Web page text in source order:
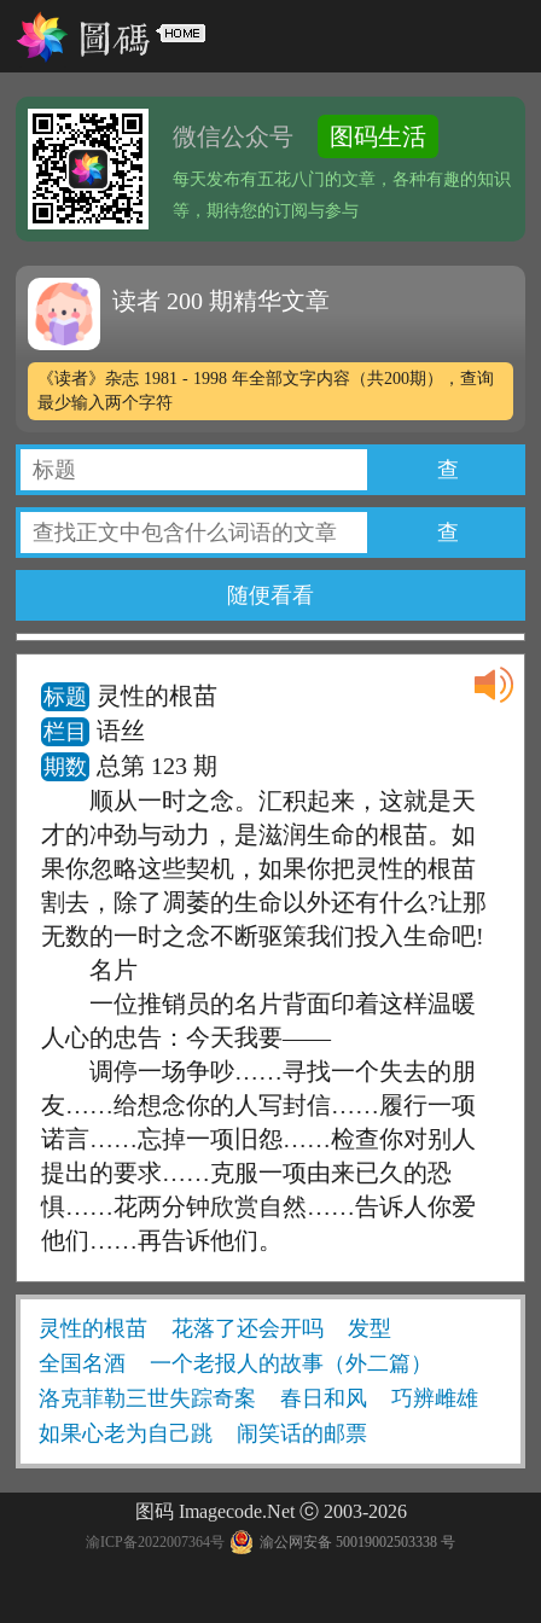
微信公众号 图码生活
每天发布有五花八门的文章，各种有趣的知识
等，期待您的订阅与参与
读者 200 期精华文章
《读者》杂志 1981 - 1998 年全部文字内容（共200期），查询
最少输入两个字符
查
查
随便看看
标题 灵性的根苗
栏目 语丝
期数 总第 123 期
顺从一时之念。汇积起来，这就是天
才的冲劲与动力，是滋润生命的根苗。如
果你忽略这些契机，如果你把灵性的根苗
割去，除了凋萎的生命以外还有什么?让那
无数的一时之念不断驱策我们投入生命吧!
名片
一位推销员的名片背面印着这样温暖
人心的忠告：今天我要——
调停一场争吵……寻找一个失去的朋
友……给想念你的人写封信……履行一项
诺言……忘掉一项旧怨……检查你对别人
提出的要求……克服一项由来已久的恐
惧……花两分钟欣赏自然……告诉人你爱
他们……再告诉他们。
灵性的根苗 花落了还会开吗
发型
全国名酒
一个老报人的故事（外二篇）
洛克菲勒三世失踪奇案
春日和风
巧辨雌雄
如果心老为自己跳
闹笑话的邮票
图码 Imagecode.Net ⓒ 2003-2026
渝ICP备2022007364号 渝公网安备 50019002503338 号